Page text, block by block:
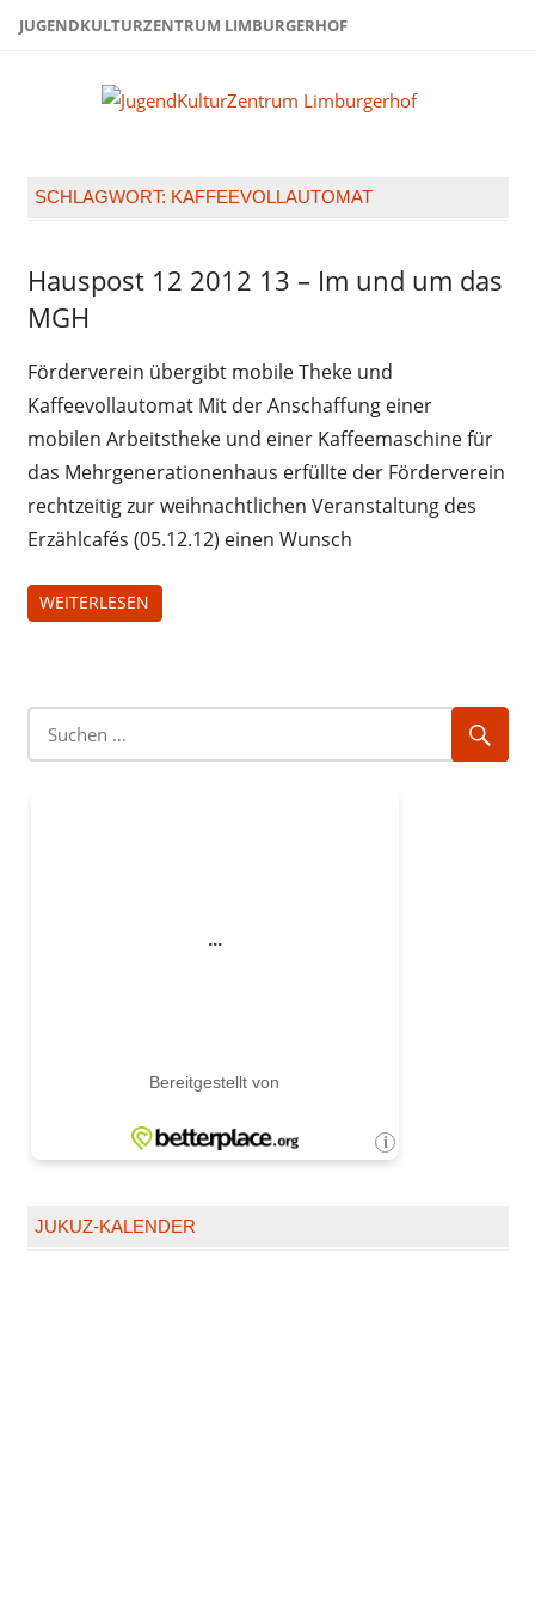
ZumJUGENDKULTURZENTRUM LIMBURGERHOF
SCHLAGWORT: KAFFEEVOLLAUTOMAT
Hauspost
12-2012
Hauspost 12 2012 13 – Im und um das
MGH
Förderverein übergibt mobile Theke und
Kaffeevollautomat Mit der Anschaffung einer
mobilen Arbeitstheke und einer Kaffeemaschine für
das Mehrgenerationenhaus erfüllte der Förderverein
rechtzeitig zur weihnachtlichen Veranstaltung des
Erzählcafés (05.12.12) einen Wunsch
WEITERLESEN
JUKUZ-KALENDER